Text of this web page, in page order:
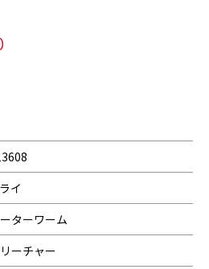
イ
ターワーム
ーチャー